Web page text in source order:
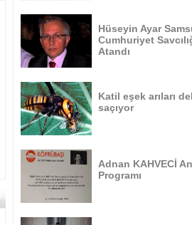
Hüseyin Ayar
Cumhuriyet
Atandı
Katil eşek arıları
saçıyor
Adnan KAHVECİ
Programı